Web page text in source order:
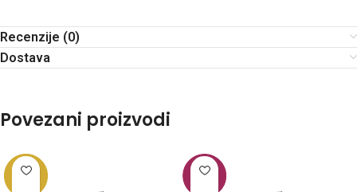
Recenzije (0)
Dostava
Povezani proizvodi